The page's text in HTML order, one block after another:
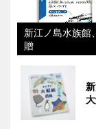
新江ノ島水族館
贈